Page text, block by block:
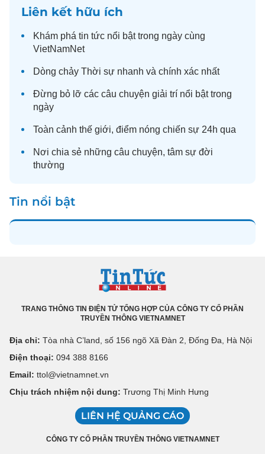
Liên kết hữu ích
Khám phá tin tức nổi bật trong ngày cùng
VietNamNet
Dòng chảy Thời sự nhanh và chính xác nhất
Đừng bỏ lỡ các câu chuyện giải trí nổi bật trong
ngày
Toàn cảnh thế giới, điểm nóng chiến sự 24h qua
Nơi chia sẻ những câu chuyện, tâm sự đời
thường
Tin nổi bật
TRANG THÔNG TIN ĐIỆN TỬ TỔNG HỢP CỦA CÔNG TY CỔ PHẦN
TRUYỀN THÔNG VIETNAMNET
Địa chỉ: Tòa nhà C’land, số 156 ngõ Xã Đàn 2, Đống Đa, Hà Nội
Điện thoại: 094 388 8166
Email: ttol@vietnamnet.vn
Chịu trách nhiệm nội dung: Trương Thị Minh Hưng
LIÊN HỆ QUẢNG CÁO
CÔNG TY CỔ PHẦN TRUYỀN THÔNG VIETNAMNET